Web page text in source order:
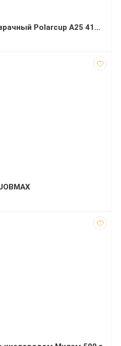
Стакан РР 200 мл прозрачный Polarcup A25 41221